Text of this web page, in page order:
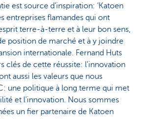
est source d'inspiration: ‘Katoen
entreprises flamandes qui ont
terre-à-terre et à leur bon sens,
position de marché et à y joindre
internationale. Fernand Huts
clés de cette réussite: l'innovation
aussi les valeurs que nous
une politique à long terme qui met
et l'innovation. Nous sommes
un fier partenaire de Katoen